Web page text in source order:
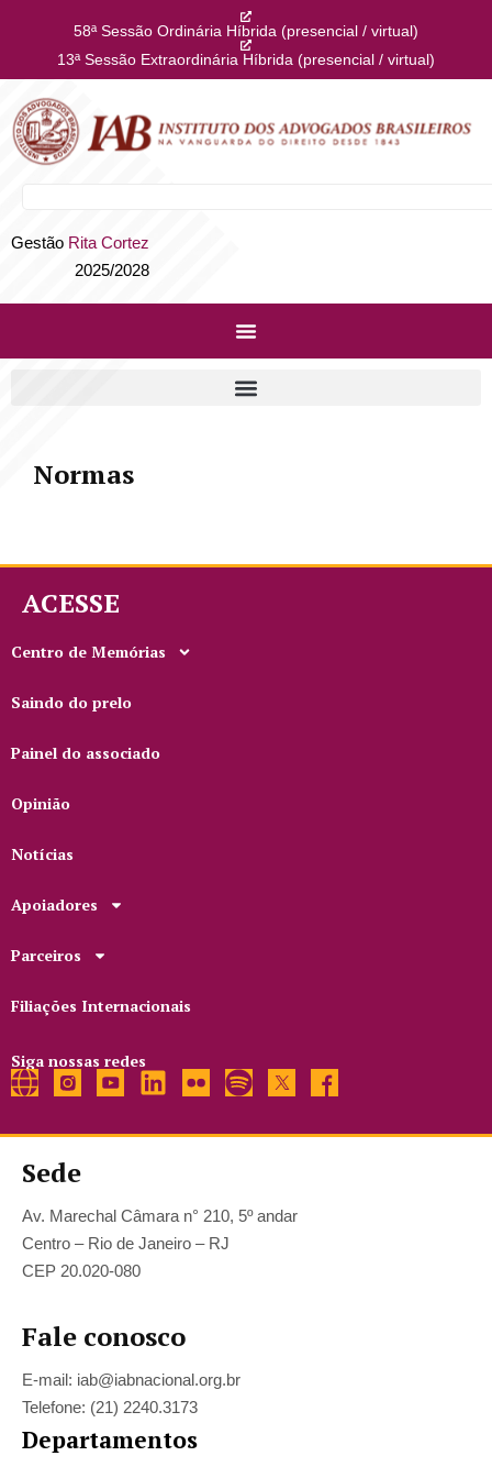
58ª Sessão Ordinária Híbrida (presencial / virtual)
13ª Sessão Extraordinária Híbrida (presencial / virtual)
Gestão Rita Cortez
2025/2028
Normas
ACESSE
Centro de Memórias
Saindo do prelo
Painel do associado
Opinião
Notícias
Apoiadores
Parceiros
Filiações Internacionais
Siga nossas redes
Sede
Av. Marechal Câmara n° 210, 5º andar
Centro – Rio de Janeiro – RJ
CEP 20.020-080
Fale conosco
E-mail: iab@iabnacional.org.br
Telefone: (21) 2240.3173
Departamentos